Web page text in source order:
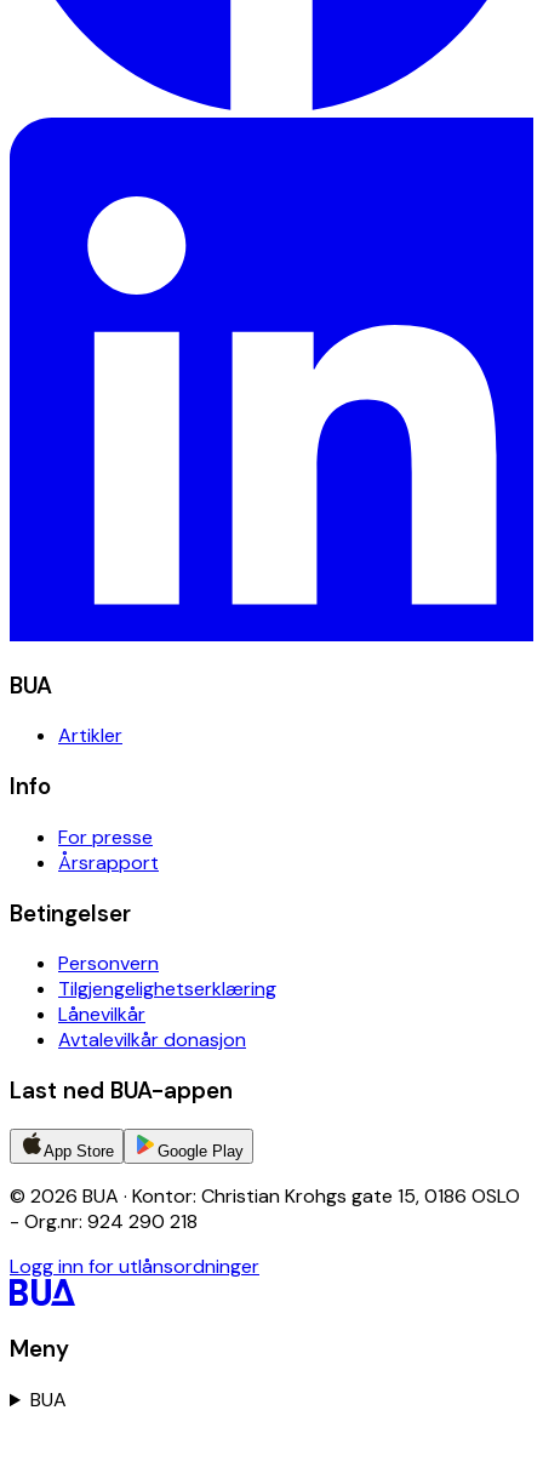
BUA
Artikler
Info
For presse
Årsrapport
Betingelser
Personvern
Tilgjengelighetserklæring
Lånevilkår
Avtalevilkår donasjon
Last ned BUA-appen
App Store Google Play
© 2026 BUA · Kontor: Christian Krohgs gate 15, 0186 OSLO
- Org.nr: 924 290 218
Logg inn for utlånsordninger
Meny
BUA